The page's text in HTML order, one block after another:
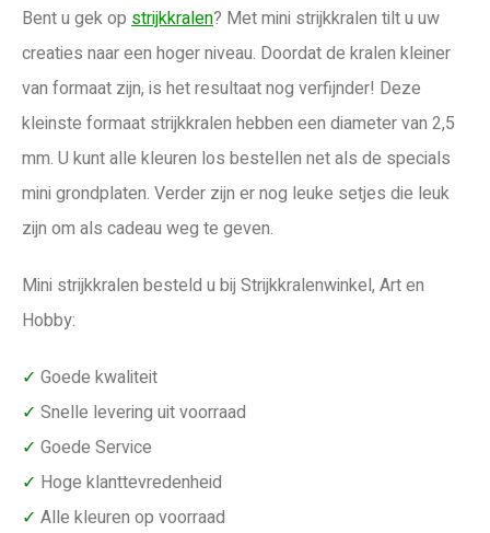
Bent u gek op strijkkralen? Met mini strijkkralen tilt u uw
creaties naar een hoger niveau. Doordat de kralen kleiner
van formaat zijn, is het resultaat nog verfijnder! Deze
kleinste formaat strijkkralen hebben een diameter van 2,5
mm. U kunt alle kleuren los bestellen net als de specials
mini grondplaten. Verder zijn er nog leuke setjes die leuk
zijn om als cadeau weg te geven.
Mini strijkkralen besteld u bij Strijkkralenwinkel, Art en
Hobby:
✓ Goede kwaliteit
✓ Snelle levering uit voorraad
✓ Goede Service
✓ Hoge klanttevredenheid
✓ Alle kleuren op voorraad